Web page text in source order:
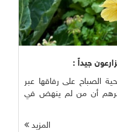
جيداً :
الصباح على رفاقها عبر
أن من لم ينهض في
المزيد